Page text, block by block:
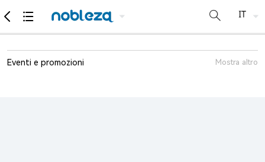
Eventi e promozioni Mostra altro